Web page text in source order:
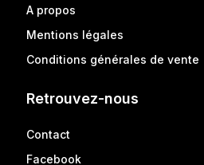
A propos
Mentions légales
Conditions générales de vente
Retrouvez-nous
Contact
Facebook